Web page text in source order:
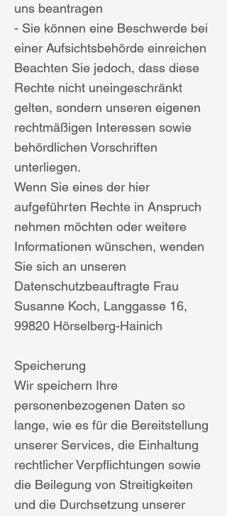
uns beantragen
- Sie können eine Beschwerde bei
einer Aufsichtsbehörde einreichen
Beachten Sie jedoch, dass diese
Rechte nicht uneingeschränkt
gelten, sondern unseren eigenen
rechtmäßigen Interessen sowie
behördlichen Vorschriften
unterliegen.
Wenn Sie eines der hier
aufgeführten Rechte in Anspruch
nehmen möchten oder weitere
Informationen wünschen, wenden
Sie sich an unseren
Datenschutzbeauftragte Frau
Susanne Koch, Langgasse 16,
99820 Hörselberg-Hainich
Speicherung
Wir speichern Ihre
personenbezogenen Daten so
lange, wie es für die Bereitstellung
unserer Services, die Einhaltung
rechtlicher Verpflichtungen sowie
die Beilegung von Streitigkeiten
und die Durchsetzung unserer